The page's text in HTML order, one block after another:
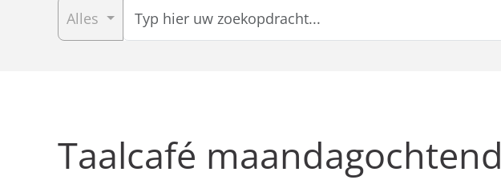
Alles
Taalcafé maandagochtend